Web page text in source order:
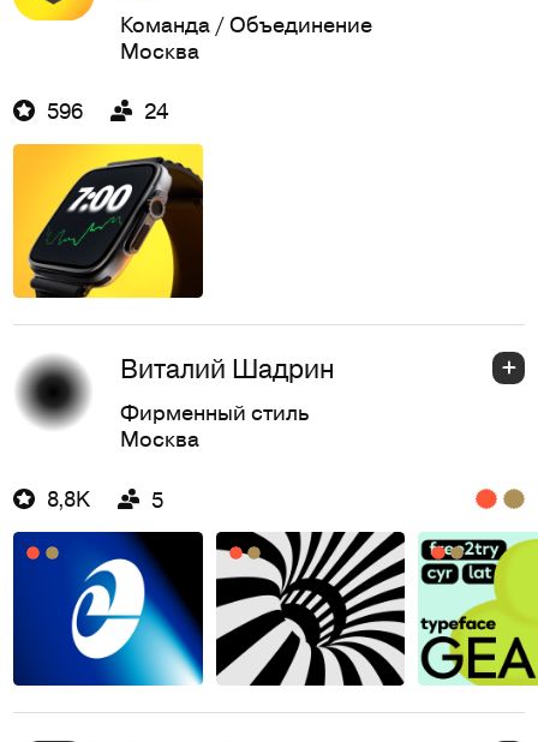
Команда / Объединение
Москва
596 24
Виталий Шадрин
Фирменный стиль
Москва
8,8K 5